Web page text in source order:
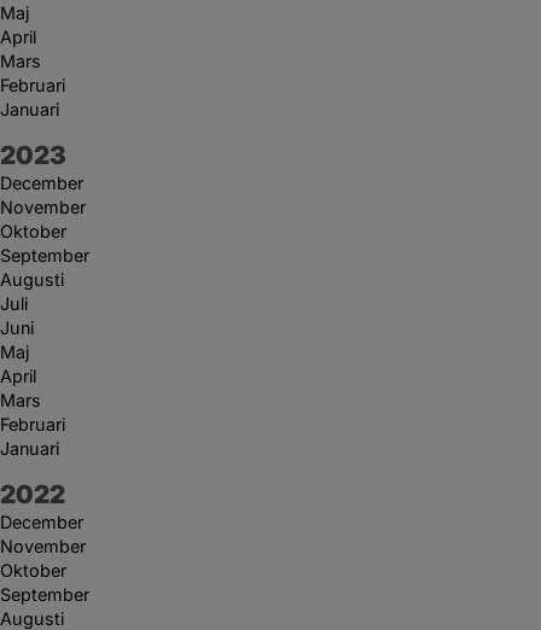
Maj
April
Mars
Februari
Januari
År:
2023
December
November
Oktober
September
Augusti
Juli
Juni
Maj
April
Mars
Februari
Januari
År:
2022
December
November
Oktober
September
Augusti